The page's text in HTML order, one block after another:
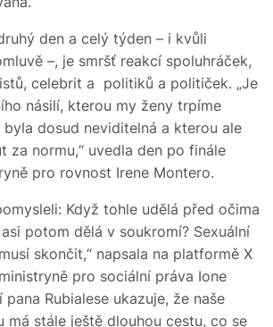
den a celý týden – i kvůli
–, je smršť reakcí spoluhráček,
celebrit a politiků a političek. „Je
násilí, kterou my ženy trpíme
dosud neviditelná a kterou ale
za normu,“ uvedla den po finále
pro rovnost Irene Montero.
Když tohle udělá před očima
potom dělá v soukromí? Sexuální
skončit,“ napsala na platformě X
pro sociální práva Ione
pana Rubialese ukazuje, že naše
má stále ještě dlouhou cestu, co se